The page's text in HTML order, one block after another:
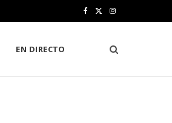
e w
I
s
t
EN DIRECTO